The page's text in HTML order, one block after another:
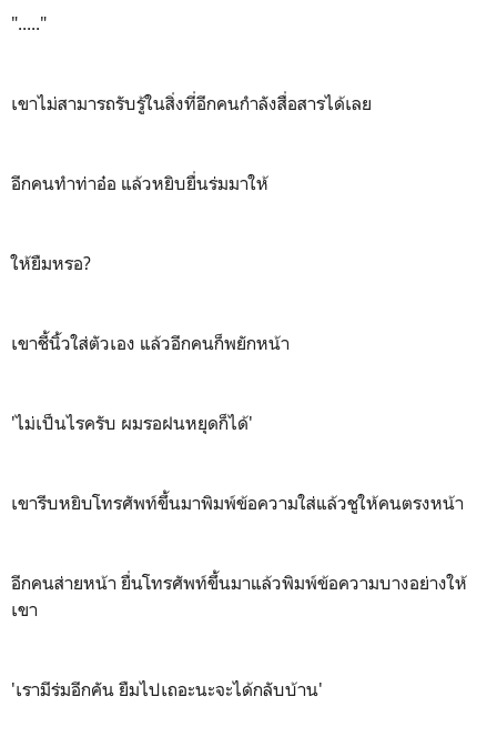
"....."
เขาไม่สามารถรับรู้ในสิ่งที่อีกคนกำลังสื่อสารได้เลย
อีกคนทำท่าอ๋อ แล้วหยิบยื่นร่มมาให้
ให้ยืมหรอ?
เขาชี้นิ้วใส่ตัวเอง แล้วอีกคนก็พยักหน้า
'ไม่เป็นไรครับ ผมรอฝนหยุดก็ได้'
เขารีบหยิบโทรศัพท์ขึ้นมาพิมพ์ข้อความใส่แล้วชูให้คนตรงหน้า
อีกคนส่ายหน้า ยื่นโทรศัพท์ขึ้นมาแล้วพิมพ์ข้อความบางอย่างให้
เขา
'เรามีร่มอีกคัน ยืมไปเถอะนะจะได้กลับบ้าน'